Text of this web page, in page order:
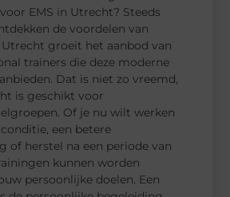
EMS in Utrecht? Steeds
de voordelen van
Utrecht groeit het aanbod van
trainers die deze moderne
Dat is niet zo vreemd,
is geschikt voor
Of je nu wilt werken
een betere
of herstel na een periode van
kunnen worden
persoonlijke doelen. Een